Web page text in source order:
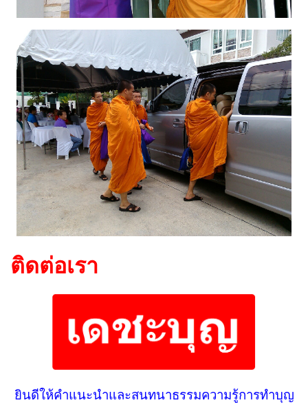
ติดต่อเรา
ยินดีให้คำแนะนำและสนทนาธรรมความรู้การทำบุญ